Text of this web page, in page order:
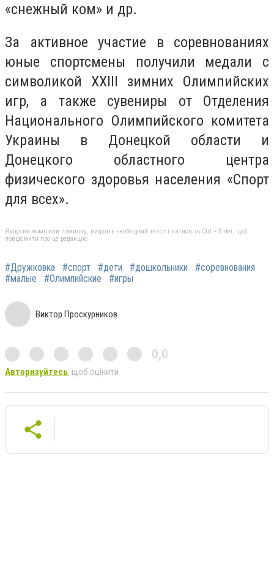
«снежный ком» и др.
За активное участие в соревнованиях
юные спортсмены получили медали с
символикой XXIII зимних Олимпийских
игр, а также сувениры от Отделения
Национального Олимпийского комитета
Украины в Донецкой области и
Донецкого областного центра
физического здоровья населения «Спорт
для всех».
Якщо ви помітили помилку, виділіть необхідний текст і натисніть Ctrl + Enter, щоб
повідомити про це редакцію
#Дружковка #спорт #дети #дошкольники
#соревнования
#малые
#Олимпийские #игры
Виктор Проскурников
0,0
Авторизуйтесь, щоб оцінити